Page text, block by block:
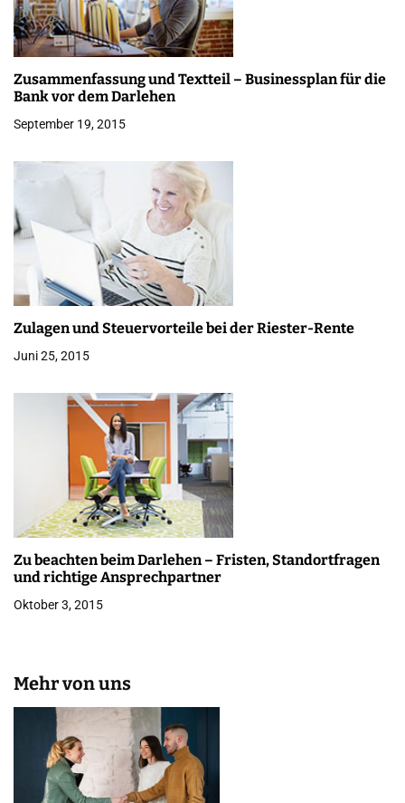
a
v
i
g
a
i
n
Zusammenfassung und Textteil – Businessplan für die
Bank vor dem Darlehen
September 19, 2015
Zulagen und Steuervorteile bei der Riester-Rente
Juni 25, 2015
Zu beachten beim Darlehen – Fristen, Standortfragen
und richtige Ansprechpartner
Oktober 3, 2015
Mehr von uns